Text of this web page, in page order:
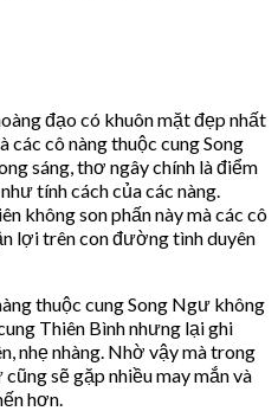
đạo có khuôn mặt đẹp nhất
các cô nàng thuộc cung Song
sáng, thơ ngây chính là điểm
tính cách của các nàng.
không son phấn này mà các cô
lợi trên con đường tình duyên
thuộc cung Song Ngư không
Thiên Bình nhưng lại ghi
nhẹ nhàng. Nhờ vậy mà trong
sẽ gặp nhiều may mắn và
hơn.